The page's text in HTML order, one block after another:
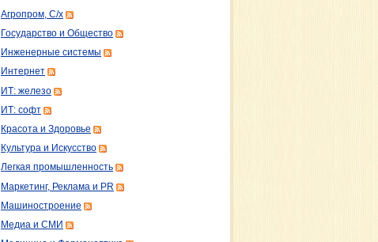
Агропром, С/х
Государство и Общество
Инженерные системы
Интернет
ИТ: железо
ИТ: софт
Красота и Здоровье
Культура и Искусство
Легкая промышленность
Маркетинг, Реклама и PR
Машиностроение
Медиа и СМИ